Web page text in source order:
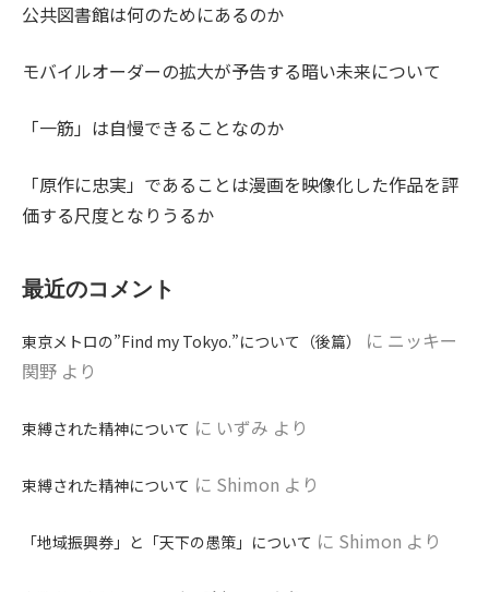
公共図書館は何のためにあるのか
モバイルオーダーの拡大が予告する暗い未来について
「一筋」は自慢できることなのか
「原作に忠実」であることは漫画を映像化した作品を評
価する尺度となりうるか
最近のコメント
東京メトロの”Find my Tokyo.”について（後篇） に ニッキー
関野 より
束縛された精神について に いずみ より
束縛された精神について に Shimon より
「地域振興券」と「天下の愚策」について に Shimon より